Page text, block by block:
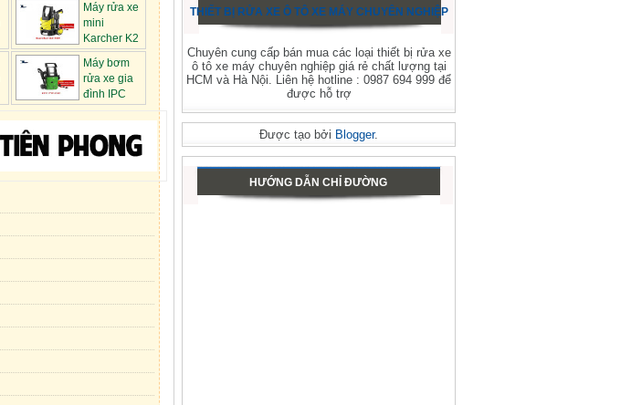
Máy rửa xe
mini
Karcher K2
360 chuy...
Máy bơm
rửa xe gia
đình IPC
THIẾT BỊ RỬA XE Ô TÔ XE MÁY CHUYÊN NGHIỆP
Chuyên cung cấp bán mua các loại thiết bị rửa xe
ô tô xe máy chuyên nghiệp giá rẻ chất lượng tại
HCM và Hà Nội. Liên hệ hotline : 0987 694 999 để
được hỗ trợ
Được tạo bởi Blogger.
HƯỚNG DẪN CHỈ ĐƯỜNG